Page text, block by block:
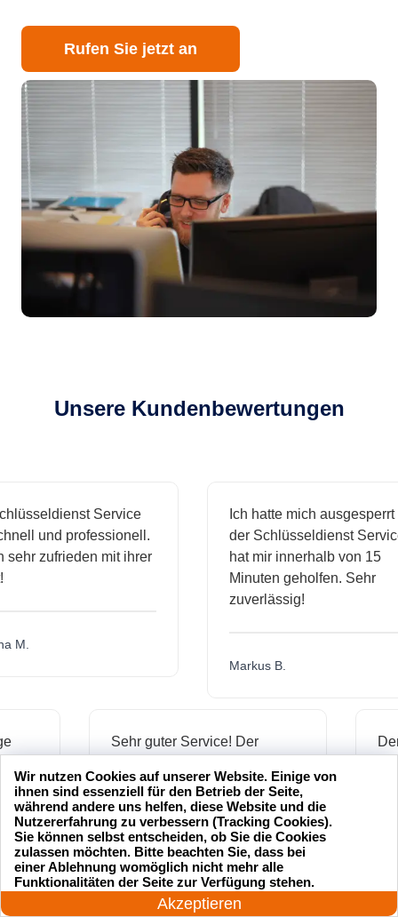
Rufen Sie jetzt an
Unsere Kundenbewertungen
Service
und professionell.
zufrieden mit ihrer
Ich hatte mich ausgesperrt und
der Schlüsseldienst Service
hat mir innerhalb von 15
Minuten geholfen. Sehr
zuverlässig!
Markus B.
Sehr guter Service! Der
und hat mir schnell geholfen,
als ich meine Schlüssel
verloren hatte.
Jonas M.
24 Stunden am Tag
Akzeptieren
Wir nutzen Cookies auf unserer Website. Einige von
ihnen sind essenziell für den Betrieb der Seite,
während andere uns helfen, diese Website und die
Nutzererfahrung zu verbessern (Tracking Cookies).
Sie können selbst entscheiden, ob Sie die Cookies
zulassen möchten. Bitte beachten Sie, dass bei
einer Ablehnung womöglich nicht mehr alle
Funktionalitäten der Seite zur Verfügung stehen.